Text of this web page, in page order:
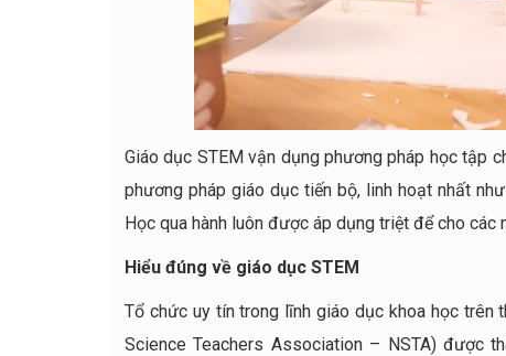
Giáo dục STEM vận dụng phương pháp học tập
phương pháp giáo dục tiến bộ, linh hoạt nhất
Học qua hành luôn được áp dụng triệt để cho các
Hiểu đúng về giáo dục STEM
Tổ chức uy tín trong lĩnh giáo dục khoa học trên
Science Teachers Association – NSTA) được